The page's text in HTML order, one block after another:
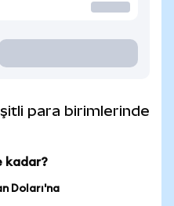
para birimlerinde
kadar?
Doları'na